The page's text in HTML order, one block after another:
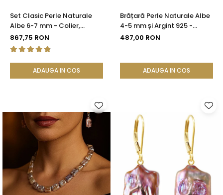
Set Clasic Perle Naturale
Albe 6-7 mm - Colier,
Brățară și Cercei, Argint 925
| KASKADDA®
867,75 RON
ADAUGA IN COS
Brățară Perle Naturale Albe
4-5 mm și Argint 925 -
Delicate Beauty |
487,00 RON
ADAUGA IN COS